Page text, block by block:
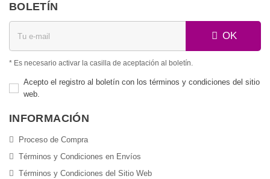
BOLETÍN
OK
* Es necesario activar la casilla de aceptación al boletín.
Acepto el registro al boletín con los términos y condiciones del sitio
web.
INFORMACIÓN
Proceso de Compra
Términos y Condiciones en Envíos
Términos y Condiciones del Sitio Web